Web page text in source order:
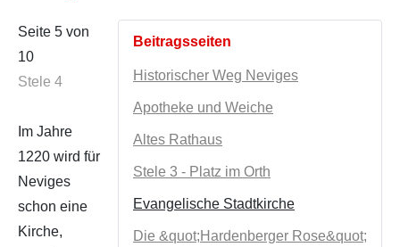
Beitragsseiten
Historischer Weg Neviges
Apotheke und Weiche
Altes Rathaus
Stele 3 - Platz im Orth
Evangelische Stadtkirche
Die &quot;Hardenberger Rose&quot;
Seite 5 von
10
Stele 4
Im Jahre
1220 wird für
Neviges
schon eine
Kirche,